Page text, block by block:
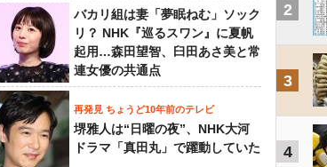
バカリ組は妻「夢眠ねむ」ソック
リ？ NHK『巡るスワン』に夏帆
起用…森田望智、臼田あさ美と常
連女優の共通点
再発見 ちょうど10年前のテレビ
堺雅人は“日曜の夜”、NHK大河
ドラマ「真田丸」で躍動していた
2
3
4